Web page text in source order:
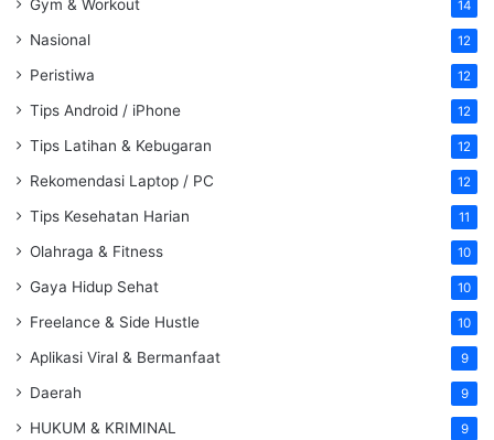
Gym & Workout 14
Nasional 12
Peristiwa 12
Tips Android / iPhone 12
Tips Latihan & Kebugaran 12
Rekomendasi Laptop / PC 12
Tips Kesehatan Harian 11
Olahraga & Fitness 10
Gaya Hidup Sehat 10
Freelance & Side Hustle 10
Aplikasi Viral & Bermanfaat 9
Daerah 9
HUKUM & KRIMINAL 9